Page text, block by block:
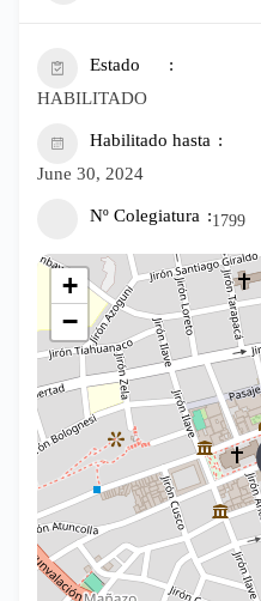
Estado
HABILITADO
Habilitado hasta
June 30, 2024
Nº Colegiatura 1799
+
−